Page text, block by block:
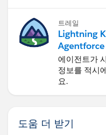
트레일
Lightning
Agentforce
에이전트가
정보를 적시
요.
도움 더 받기